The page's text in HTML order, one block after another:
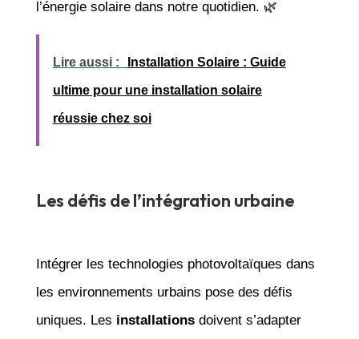
l’énergie solaire dans notre quotidien. 🌿
Lire aussi : Installation Solaire : Guide
ultime pour une installation solaire
réussie chez soi
Les défis de l’intégration urbaine
Intégrer les technologies photovoltaïques dans
les environnements urbains pose des défis
uniques. Les installationsdoivent s’adapter